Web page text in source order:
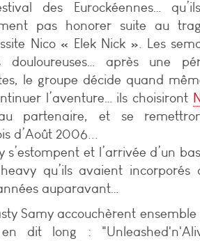
des Eurockéennes…
pas honorer suite au
Nico « Elek Nick ». Les
après une
le groupe décide quand
l’aventure… ils choisiront
partenaire, et se
d’Août 2006...
s’estompent et l’arrivée d’un
qu’ils avaient incorporés
auparavant…
Samy accouchèrent ensemble
dit long :